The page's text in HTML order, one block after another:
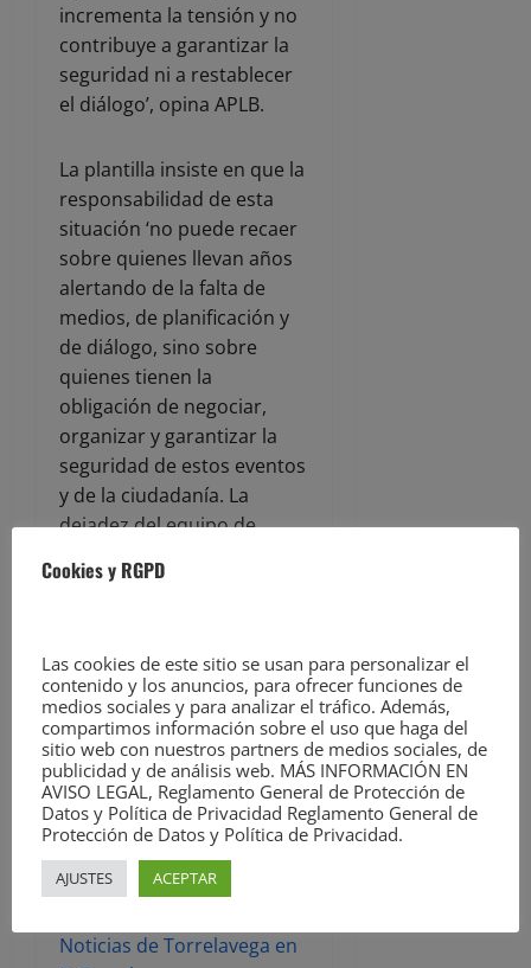
incrementa la tensión y no
contribuye a garantizar la
seguridad ni a restablecer
el diálogo’, opina APLB.
La plantilla insiste en que la
responsabilidad de esta
situación ‘no puede recaer
sobre quienes llevan años
alertando de la falta de
medios, de planificación y
de diálogo, sino sobre
quienes tienen la
obligación de negociar,
organizar y garantizar la
seguridad de estos eventos
y de la ciudadanía. La
dejadez del equipo de
tiempo, sin ofrecer
basta ante una situación
que consideran
insostenible’.
La entradaAPLB denuncia
que el dispositivo policial
en la Cabalgata de Reyes se
verá «seriamente afectado»
Noticias de Torrelavega en
Cookies y RGPD
Las cookies de este sitio se usan para personalizar el
contenido y los anuncios, para ofrecer funciones de
medios sociales y para analizar el tráfico. Además,
compartimos información sobre el uso que haga del
sitio web con nuestros partners de medios sociales, de
publicidad y de análisis web. MÁS INFORMACIÓN EN
AVISO LEGAL, Reglamento General de Protección de
Datos y Política de Privacidad Reglamento General de
Protección de Datos y Política de Privacidad.
AJUSTES ACEPTAR